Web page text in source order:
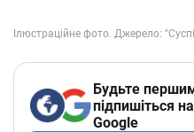
Будьте
підпишіться
Google